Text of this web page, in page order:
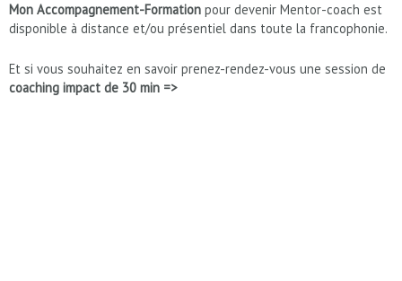
Mon Accompagnement-Formation pour devenir Mentor-coach est
disponible à distance et/ou présentiel dans toute la francophonie.
Et si vous souhaitez en savoir prenez-rendez-vous une session de
coaching impact de 30 min =>